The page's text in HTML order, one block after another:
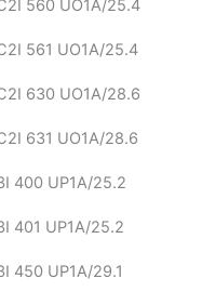
560 UO1A/25.4
561 UO1A/25.4
630 UO1A/28.6
631 UO1A/28.6
400 UP1A/25.2
401 UP1A/25.2
450 UP1A/29.1